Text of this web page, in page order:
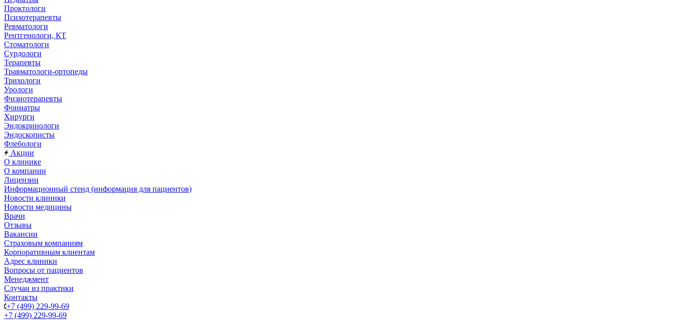
Проктологи
Психотерапевты
Ревматологи
Рентгенологи, КТ
Стоматологи
Сурдологи
Терапевты
Травматологи-ортопеды
Трихологи
Урологи
Физиотерапевты
Фониатры
Хирурги
Эндокринологи
Эндоскописты
Флебологи
Акции
О клинике
О компании
Лицензии
Информационный стенд (информация для пациентов)
Новости клиники
Новости медицины
Врачи
Отзывы
Вакансии
Страховым компаниям
Корпоративным клиентам
Адрес клиники
Вопросы от пациентов
Менеджмент
Случаи из практики
Контакты
+7 (499) 229-99-69
+7 (499) 229-99-69